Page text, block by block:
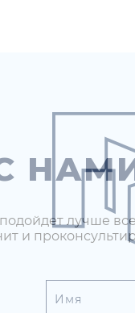
лучше
и